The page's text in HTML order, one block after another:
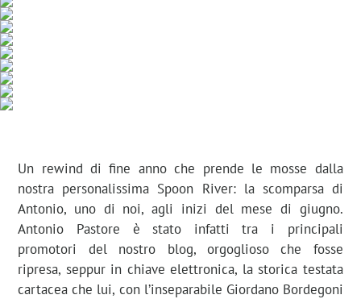
Un rewind di fine anno che prende le mosse dalla
nostra personalissima Spoon River: la scomparsa di
Antonio, uno di noi, agli inizi del mese di giugno.
Antonio Pastore è stato infatti tra i principali
promotori del nostro blog, orgoglioso che fosse
ripresa, seppur in chiave elettronica, la storica testata
cartacea che lui, con l’inseparabile Giordano Bordegoni